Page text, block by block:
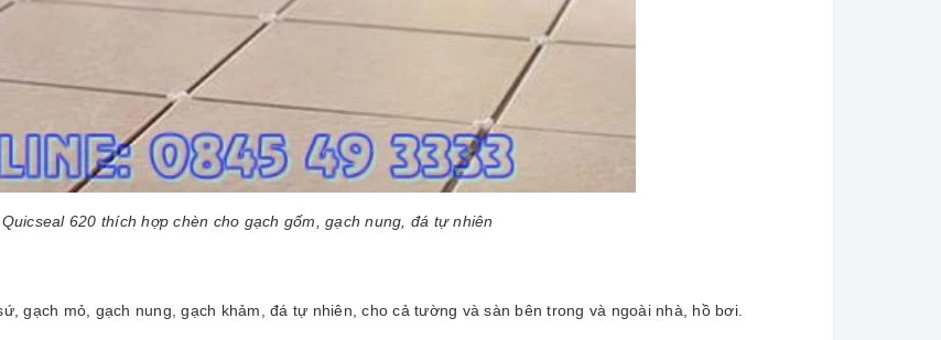
620 thích hợp chèn cho gạch gốm, gạch nung, đá tự nhiên
gạch mỏ, gạch nung, gạch khảm, đá tự nhiên, cho cả tường và sàn bên trong và ngoài nhà, hồ bơi.